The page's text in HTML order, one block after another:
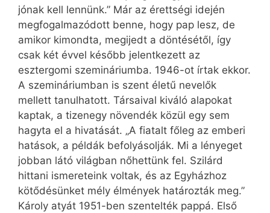
jónak kell lennünk.” Már az érettségi idején
megfogalmazódott benne, hogy pap lesz, de
amikor kimondta, megijedt a döntésétől, így
csak két évvel később jelentkezett az
esztergomi szemináriumba. 1946-ot írtak ekkor.
A szemináriumban is szent életű nevelők
mellett tanulhatott. Társaival kiváló alapokat
kaptak, a tizen­egy növendék közül egy sem
hagyta el a hivatását. „A fiatalt főleg az emberi
hatások, a példák befolyásolják. Mi a lényeget
jobban látó világban nőhettünk fel. Szilárd
hittani ismereteink voltak, és az Egyházhoz
kötődésünket mély élmények határozták meg.”
Károly atyát 1951-ben szentelték pappá. Első